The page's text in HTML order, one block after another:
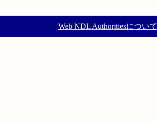
Web NDL Authoritiesについて